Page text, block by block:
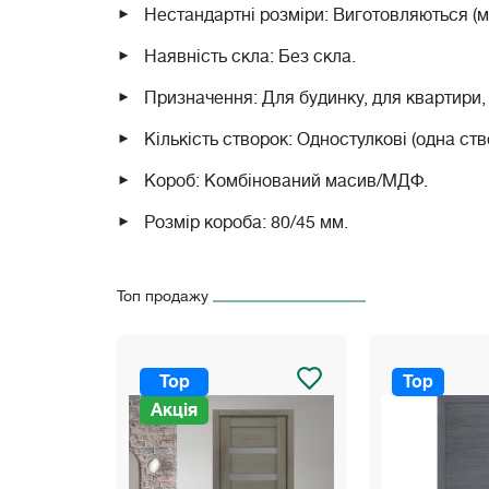
Нестандартні розміри: Виготовляються
Наявність скла: Без скла.
Призначення: Для будинку, для квартири,
Кількість створок: Одностулкові (одна
Короб: Комбінований масив/МДФ.
Розмір короба: 80/45 мм.
хром, білий, чорний).
для легкого закривання.
Розширювач: 100 мм — для стін
Колір: Білий матовий, білий ясен, сірий
Топ продажу
Top
Акція
Top